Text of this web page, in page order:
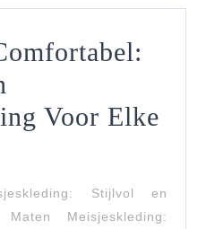
Voor Elke
Stijlvol en
Meisjeskleding: